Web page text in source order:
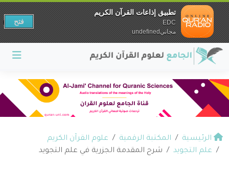
الرئيسية المكتبة الرقمية
علوم القرآن الكريم
علم التجويد
شرح المقدمة الجزرية في علم التجويد
تطبيق إذاعات القرآن الكريم
EDC
مجانيundefined
فتح